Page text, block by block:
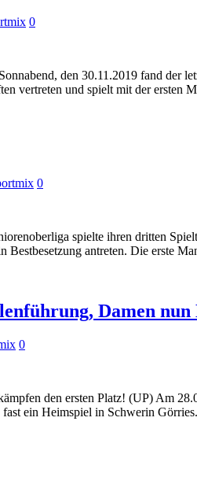
0
den 30.11.2019 fand der
vertreten und spielt mit der
0
spielte ihren dritten
antreten. Die erste
Damen
0
den ersten Platz! (UP) Am
fast ein Heimspiel in Schwerin